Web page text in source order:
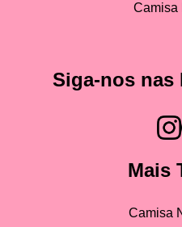
Camisa
Siga-nos nas
Mais
Camisa